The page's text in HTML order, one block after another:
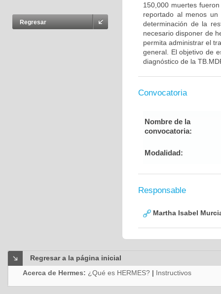
Regresar
150,000 muertes
reportado al menos un
determinación de la
necesario disponer de
permita administrar el
general. El objetivo de
diagnóstico de la
Convocatoria
Nombre de la
convocatoria:
Modalidad:
Responsable
Martha Isabel
Regresar a la página inicial
Acerca de Hermes: ¿Qué es HERMES? | Instructivos